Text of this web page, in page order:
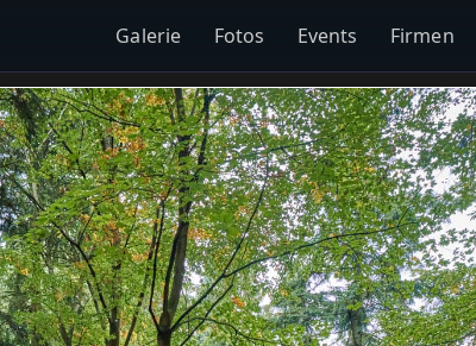
Galerie Fotos Events Firmen